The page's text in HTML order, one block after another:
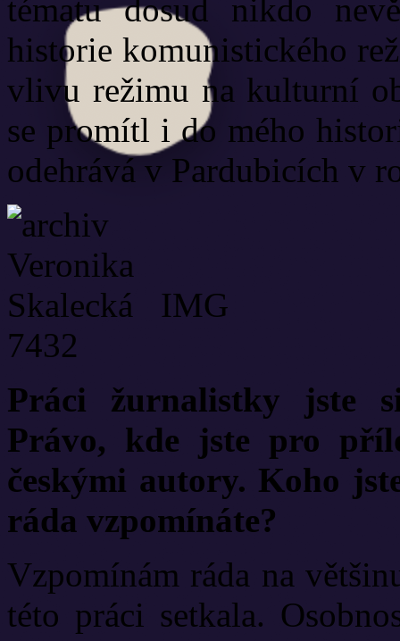
tématu dosud nikdo
historie komunistického
vlivu režimu na kulturní
se promítl i do mého
odehrává v Pardubicích v
Práci žurnalistky jste
Právo, kde jste pro
českými autory. Koho
ráda vzpomínáte?
Vzpomínám ráda na
této práci setkala.